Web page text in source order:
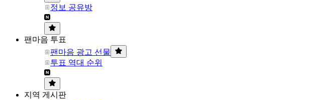
정보 공유방
팬마음 투표
팬마음 광고 선물
투표 역대 순위
지역 게시판